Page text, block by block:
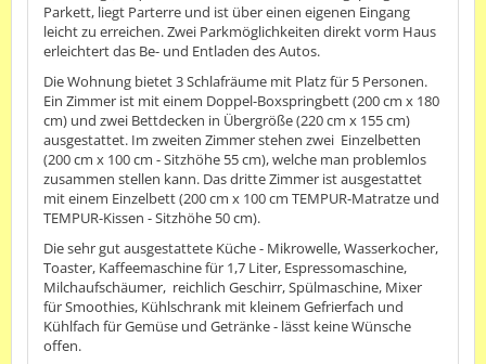
Parkett, liegt Parterre und ist über einen eigenen Eingang
leicht zu erreichen. Zwei Parkmöglichkeiten direkt vorm Haus
erleichtert das Be- und Entladen des Autos.
Die Wohnung bietet 3 Schlafräume mit Platz für 5 Personen.
Ein Zimmer ist mit einem Doppel-Boxspringbett (200 cm x 180
cm) und zwei Bettdecken in Übergröße (220 cm x 155 cm)
ausgestattet. Im zweiten Zimmer stehen zwei Einzelbetten
(200 cm x 100 cm - Sitzhöhe 55 cm), welche man problemlos
zusammen stellen kann. Das dritte Zimmer ist ausgestattet
mit einem Einzelbett (200 cm x 100 cm TEMPUR-Matratze und
TEMPUR-Kissen - Sitzhöhe 50 cm).
Die sehr gut ausgestattete Küche - Mikrowelle, Wasserkocher,
Toaster, Kaffeemaschine für 1,7 Liter, Espressomaschine,
Milchaufschäumer, reichlich Geschirr, Spülmaschine, Mixer
für Smoothies, Kühlschrank mit kleinem Gefrierfach und
Kühlfach für Gemüse und Getränke - lässt keine Wünsche
offen.